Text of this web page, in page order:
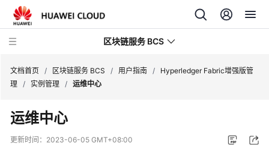
区块链服务 BCS
最
新
动
文档首页 / 区块链服务 BCS / 用户指南 /
Hyperledger Fabric增强版管
理 / 实例管理 / 运维中心
运维中心
更新时间： 2023-06-05 GMT+08:00